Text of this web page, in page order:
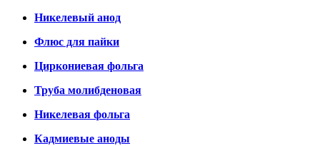
Никелевый анод
Флюс для пайки
Циркониевая фольга
Труба молибденовая
Никелевая фольга
Кадмиевые аноды